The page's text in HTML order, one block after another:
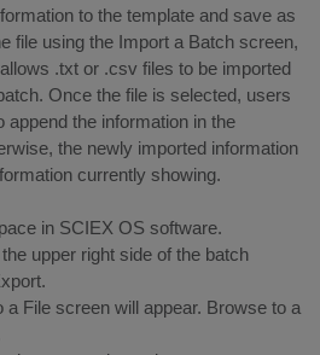
to the template and save as
file using the Import a Batch screen,
.txt or .csv files to be imported
Once the file is selected, users
append the information in the
the newly imported information
currently showing.
in SCIEX OS software.
upper right side of the batch
File screen will appear. Browse to a